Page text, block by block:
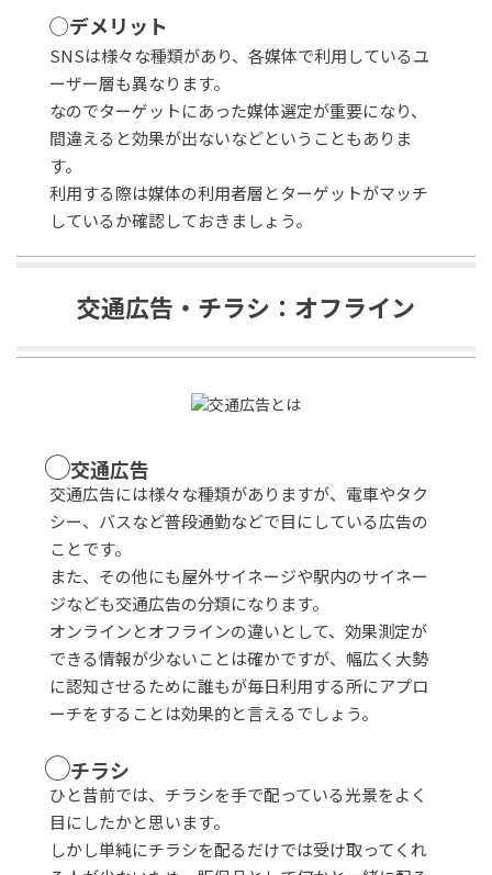
◯デメリット
SNSは様々な種類があり、各媒体で利用しているユ
ーザー層も異なります。
なのでターゲットにあった媒体選定が重要になり、
間違えると効果が出ないなどということもありま
す。
利用する際は媒体の利用者層とターゲットがマッチ
しているか確認しておきましょう。
交通広告・チラシ：オフライン
◯交通広告
交通広告には様々な種類がありますが、電車やタク
シー、バスなど普段通勤などで目にしている広告の
ことです。
また、その他にも屋外サイネージや駅内のサイネー
ジなども交通広告の分類になります。
オンラインとオフラインの違いとして、効果測定が
できる情報が少ないことは確かですが、幅広く大勢
に認知させるために誰もが毎日利用する所にアプロ
ーチをすることは効果的と言えるでしょう。
◯チラシ
ひと昔前では、チラシを手で配っている光景をよく
目にしたかと思います。
しかし単純にチラシを配るだけでは受け取ってくれ